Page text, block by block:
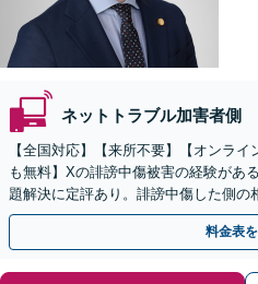
ネットトラブル加害者側
【全国対応】【来所不要】【オンラ
も無料】Xの誹謗中傷被害の経験があ
題解決に定評あり。誹謗中傷した側の
人の特定ができる場合もあり。
料金表